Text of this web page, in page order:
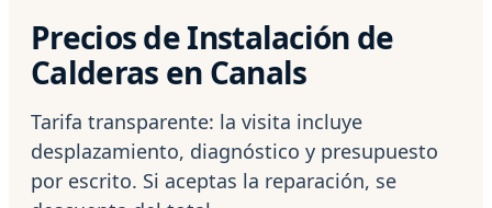
Precios de Instalación de
Calderas en Canals
Tarifa transparente: la visita incluye
desplazamiento, diagnóstico y presupuesto
por escrito. Si aceptas la reparación, se